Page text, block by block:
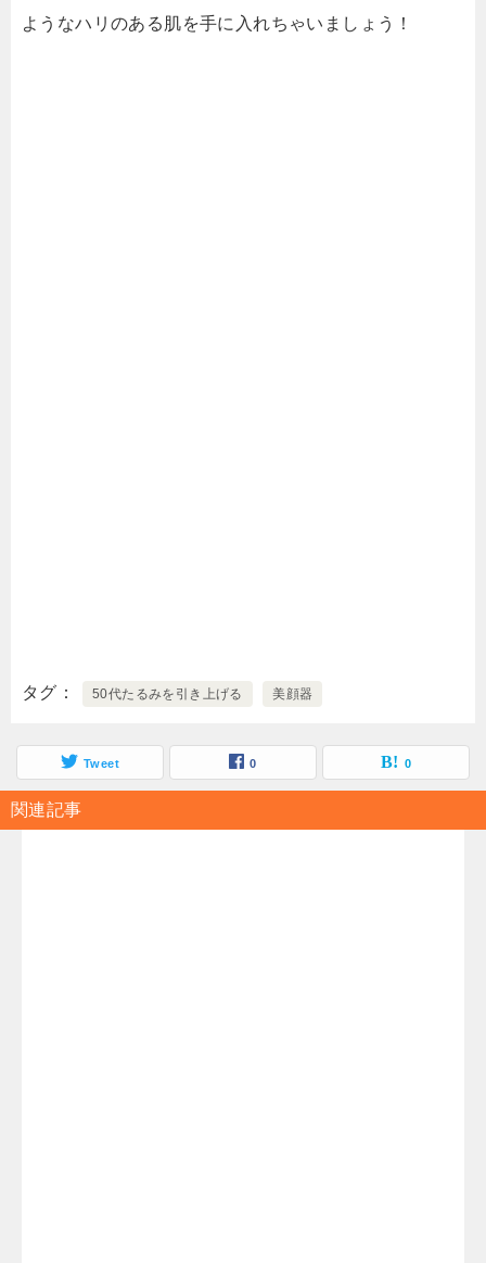
ようなハリのある肌を手に入れちゃいましょう！
タグ 50代たるみを引き上げる 美顔器
Tweet 0 0
関連記事